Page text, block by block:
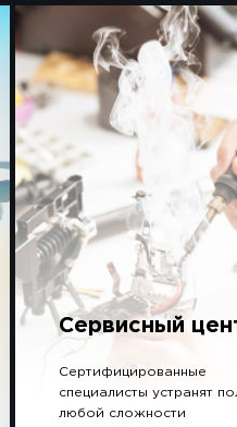
Сервисный
Сертифицированные
специалисты устранят
любой сложности